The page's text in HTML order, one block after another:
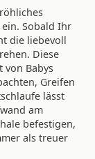
Sobald Ihr
die liebevoll
Diese
von Babys
Greifen
lässt
am
befestigen,
als treuer